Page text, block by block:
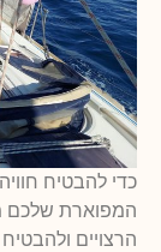
כדי להבטיח
המפוארת שלכם
הרצויים